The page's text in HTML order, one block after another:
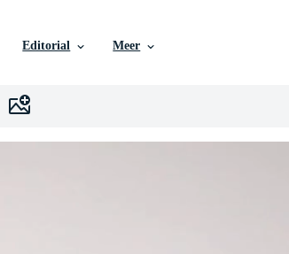
Editorial Meer